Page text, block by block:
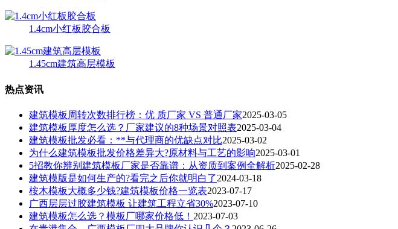
1.4cm小红板胶合板
1.45cm建筑高层模板
热点资讯
建筑模板周转次数排行榜：优 质厂家 VS 普通厂家2025-03-05
建筑模板厚度怎么选？厂家建议的8种场景对照表2025-03-04
建筑模板批发必看：**与代理商的优缺点对比2025-03-02
为什么建筑模板批发价格差异大?原材料与工艺的影响2025-03-01
5招教你辨别建筑模板厂家是否靠谱：从资质到案例全解析2025-02-28
建筑模版是如何生产的?看完之后你就明白了2024-03-18
桉木模板大概多少钱?建筑模板价格一览表2023-07-17
广西层层过胶建筑模板 让建筑工程立省30%2023-07-10
建筑模板怎么选？模板厂哪家价格低！ 2023-07-03